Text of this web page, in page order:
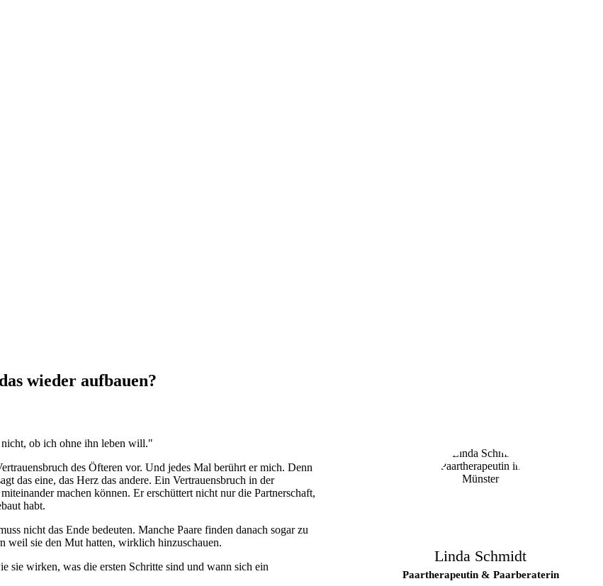
wieder aufbauen?
ob ich ohne ihn leben will."
des Öfteren vor. Und jedes Mal berührt er mich. Denn
das eine, das Herz das andere. Ein Vertrauensbruch in der
machen können. Er erschüttert nicht nur die Partnerschaft,
habt.
nicht das Ende bedeuten. Manche Paare finden danach sogar zu
weil sie den Mut hatten, wirklich hinzuschauen.
sie wirken, was die ersten Schritte sind und wann sich ein
Linda Schmidt
Paartherapeutin & Paarberaterin